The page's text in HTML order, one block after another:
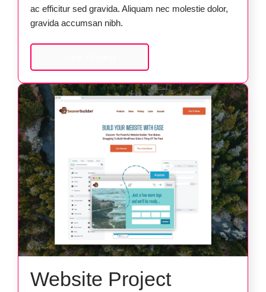
ac efficitur sed gravida. Aliquam nec molestie dolor,
gravida accumsan nibh.
Website Project